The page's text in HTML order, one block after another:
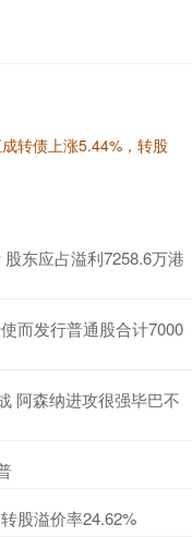
转债上涨5.44%，转股
东应占溢利7258.6万港
而发行普通股合计7000
阿森纳进攻很强毕巴不
股溢价率24.62%